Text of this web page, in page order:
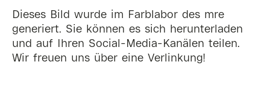
Dieses Bild wurde im Farblabor des mre
generiert. Sie können es sich herunterladen
und auf Ihren Social-Media-Kanälen teilen.
Wir freuen uns über eine Verlinkung!